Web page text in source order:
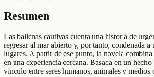
Resumen
Las ballenas cautivas cuenta una historia de
regresar al mar abierto y, por tanto, condenada
lugares. A partir de ese punto, la novela
en una experiencia cercana. Basada en un
vínculo entre seres humanos, animales y medios